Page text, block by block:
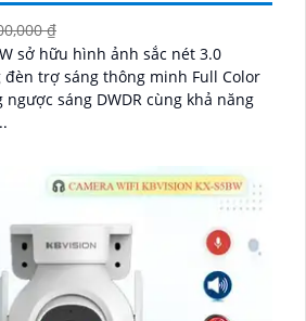
₫
sở hữu hình ảnh sắc nét 3.0
trợ sáng thông minh Full Color
sáng DWDR cùng khả năng